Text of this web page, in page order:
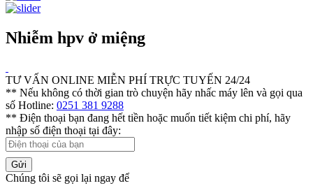
Nhiễm hpv ở miệng
TƯ VẤN ONLINE MIỄN PHÍ TRỰC TUYẾN 24/24
** Nếu không có thời gian trò chuyện hãy nhấc máy lên và gọi qua
số Hotline: 0251 381 9288
** Điện thoại bạn đang hết tiền hoặc muốn tiết kiệm chi phí, hãy
nhập số điện thoại tại đây:
Gửi
Chúng tôi sẽ gọi lại ngay để